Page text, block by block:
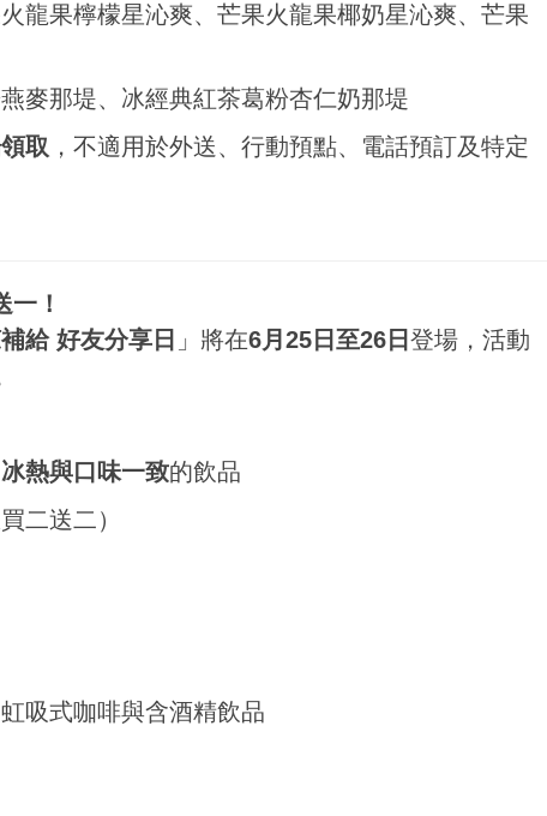
龍果檸檬星沁爽、芒果火龍果椰奶星沁爽、芒果
麥那堤、冰經典紅茶葛粉杏仁奶那堤
取 ，不適用於外送、行動預點、電話預訂及特定
！
給 好友分享日 」將在6月25日至26日 登場，活動
熱與口味一致的飲品
二送二）
吸式咖啡與含酒精飲品